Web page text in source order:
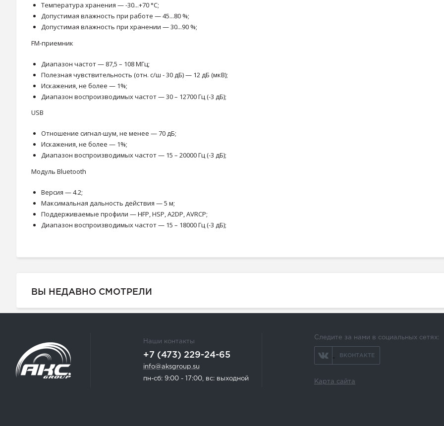
Температура хранения — -30...+70 °С;
Допустимая влажность при работе — 45...80 %;
Допустимая влажность при хранении — 30...90 %;
FM-приемник
Диапазон частот — 87,5 – 108 МГц;
Полезная чувствительность (отн. с/ш - 30 дБ) — 12 дБ (мкВ);
Искажения, не более — 1%;
Диапазон воспроизводимых частот — 30 – 12700 Гц (-3 дБ);
USB
Отношение сигнал-шум, не менее — 70 дБ;
Искажения, не более — 1%;
Диапазон воспроизводимых частот — 15 – 20000 Гц (-3 дБ);
Модуль Bluetooth
Версия — 4.2;
Максимальная дальность действия — 5 м;
Поддерживаемые профили — HFP, HSP, A2DP, AVRCP;
Диапазон воспроизводимых частот — 15 – 18000 Гц (-3 дБ);
ВЫ НЕДАВНО СМОТРЕЛИ
Наши контакты
+7 (473) 229-24-65
info@aksgroup.su
пн-сб: 9:00 - 17:00, вс: выходной
Следите за нами в социальных сетях:
ВКОНТАКТЕ
Карта сайта